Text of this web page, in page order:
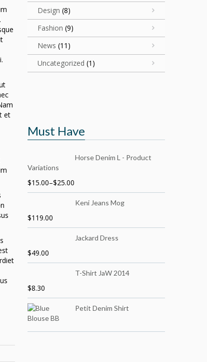
et
Design (8)
Fashion (9)
News (11)
Uncategorized (1)
Must Have
Horse Denim L - Product
Variations
$15.00–$25.00
Keni Jeans Mog
$119.00
Jackard Dress
$49.00
T-Shirt JaW 2014
$8.30
Petit Denim Shirt